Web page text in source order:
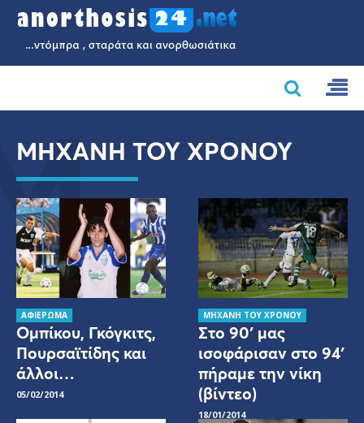
ΜΗΧΑΝΗ ΤΟΥ ΧΡΟΝΟΥ
ΑΦΙΕΡΩΜΑ
Ομπίκου, Γκόγκιτς,
Πουρσαϊτίδης και
άλλοι…
05/02/2014
ΜΗΧΑΝΗ ΤΟΥ ΧΡΟΝΟΥ
Στο 90′ μας
ισοφάρισαν στο 94′
πήραμε την νίκη
(βίντεο)
18/01/2014